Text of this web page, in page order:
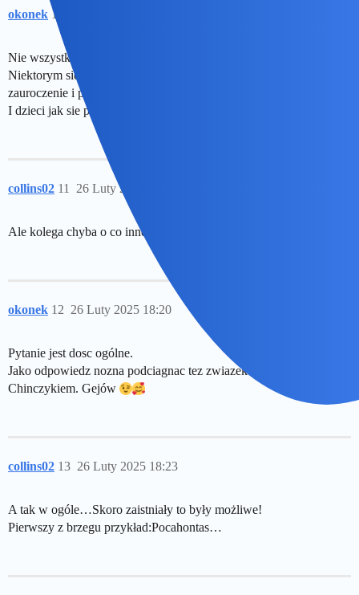
okonek 10
Nie wszystkie zwiazki wytrzymują.
Niektorym sie wydaje, ze to milosc, a jest to ktotkotrwale
zauroczenie i potem dlugie sprawy rozwodowe.
I dzieci jak sie pojawiaja szkoda …
collins02 26 Luty 2025 18:06
11
Ale kolega chyba o co innego pyta
okonek 26 Luty 2025 18:20
12
Pytanie jest dosc ogólne.
Jako odpowiedz nozna podciagnac tez zwiazek Maorysa z
Chinczykiem. Gejów
collins02 26 Luty 2025 18:23
13
A tak w ogóle…Skoro zaistniały to były możliwe!
Pierwszy z brzegu przykład:Pocahontas…